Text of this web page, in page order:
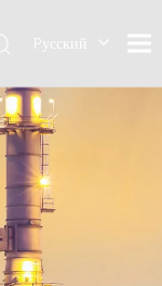
Pусский
简体中
文